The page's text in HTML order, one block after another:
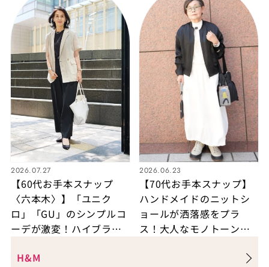
2026.07.27
【60代お手本スナップ
〈六本木〉】「ユニク
ロ」「GU」のシンプルコ
ーデが激変！ハイブラン
かせる大人のきれいめス
2026.06.23
【70代お手本スナップ】
ハンドメイドのニットシ
ョールが洒落感をプラ
ス！大人なモノトーンカ
H&M